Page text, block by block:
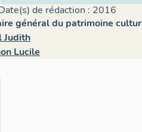
de rédaction : 2016
général du patrimoine
Judith
Lucile